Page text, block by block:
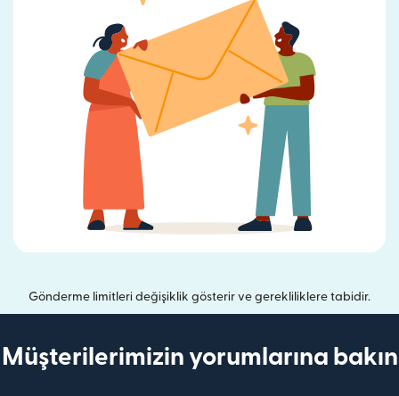
Gönderme limitleri değişiklik gösterir ve gerekliliklere tabidir.
Müşterilerimizin yorumlarına bakın